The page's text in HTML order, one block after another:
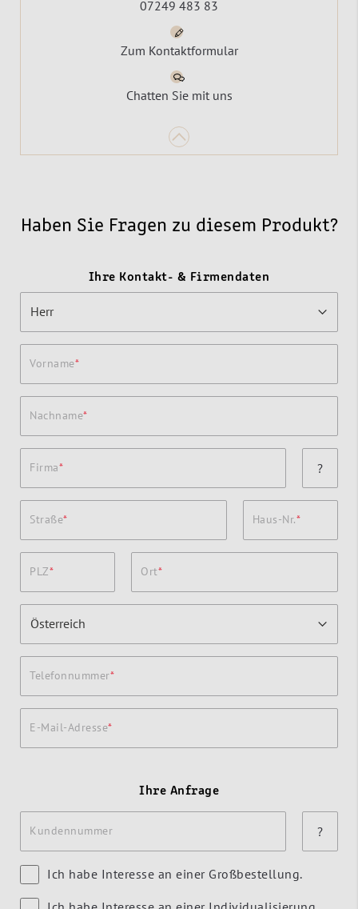
07249 483 83
Zum Kontaktformular
Chatten Sie mit uns
Haben Sie Fragen zu diesem Produkt?
Ihre Kontakt- & Firmendaten
Vorname
Nachname
Firma ?
Straße Haus-Nr.
PLZ Ort
Telefonnummer
E-Mail-Adresse
Ihre Anfrage
Kundennummer ?
Ich habe Interesse an einer Großbestellung.